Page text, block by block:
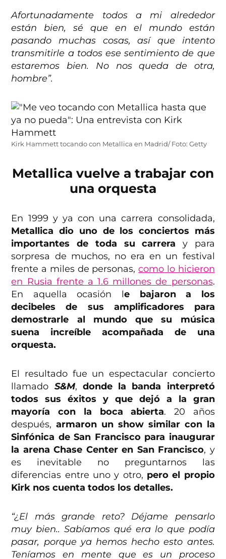
Afortunadamente todos a mi alrededor
están bien, sé que en el mundo están
pasando muchas cosas, así que intento
transmitirle a todos ese sentimiento de que
estaremos bien. No nos queda de otra,
hombre”.
Kirk Hammett tocando con Metallica en Madrid/ Foto: Getty
Metallica vuelve a trabajar con
una orquesta
En 1999 y ya con una carrera consolidada,
Metallica dio uno de los conciertos más
importantes de toda su carrera y para
sorpresa de muchos, no era en un festival
frente a miles de personas,como lo hicieron
en Rusia frente a 1.6 millones de personas.
En aquella ocasión le bajaron a los
decibeles de sus amplificadores para
demostrarle al mundo que su música
suena increíble acompañada de una
orquesta.
El resultado fue un espectacular concierto
llamado S&M, donde la banda interpretó
todos sus éxitos y que dejó a la gran
mayoría con la boca abierta. 20 años
después,armaron un show similar con la
Sinfónica de San Francisco para inaugurar
la arena Chase Center en San Francisco, y
es inevitable no preguntarnos las
diferencias entre uno y otro, pero el propio
Kirk nos cuenta todos los detalles.
“¿El más grande reto? Déjame pensarlo
muy bien.. Sabíamos qué era lo que podía
pasar, porque ya hemos hecho esto antes.
Teníamos en mente que es un proceso